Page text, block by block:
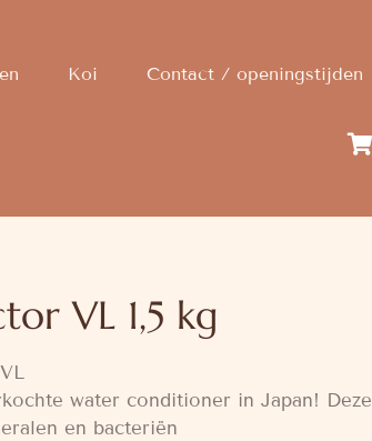
Koi Contact / openingstijden
VL 1,5 kg
water conditioner in Japan! Deze
en bacteriën